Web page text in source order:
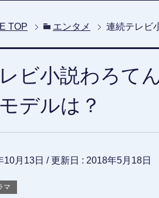
TOP エンタメ 連続テレビ
ビ小説わろて
デルは？
10月13日 / 更新日 : 2018年5月18日
マ